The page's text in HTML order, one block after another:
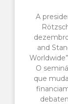
A
and
O
que